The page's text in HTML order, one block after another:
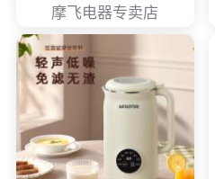
摩飞电器专卖店